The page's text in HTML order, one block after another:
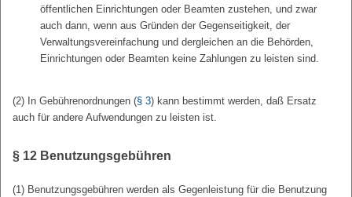
öffentlichen Einrichtungen oder Beamten zustehen, und zwar
auch dann, wenn aus Gründen der Gegenseitigkeit, der
Verwaltungsvereinfachung und dergleichen an die Behörden,
Einrichtungen oder Beamten keine Zahlungen zu leisten sind.
(2) In Gebührenordnungen (§ 3) kann bestimmt werden, daß Ersatz
auch für andere Aufwendungen zu leisten ist.
§ 12 Benutzungsgebühren
(1) Benutzungsgebühren werden als Gegenleistung für die Benutzung